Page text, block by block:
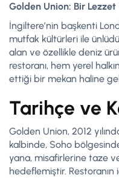
Golden Union: Bir Lezzet
İngiltere’nin başkenti
mutfak kültürleri ile
alan ve özellikle deniz
restoranı, hem yerel
ettiği bir mekan haline
Tarihçe ve
Golden Union, 2012
kalbinde, Soho
yana, misafirlerine taze
hedeflemiştir.